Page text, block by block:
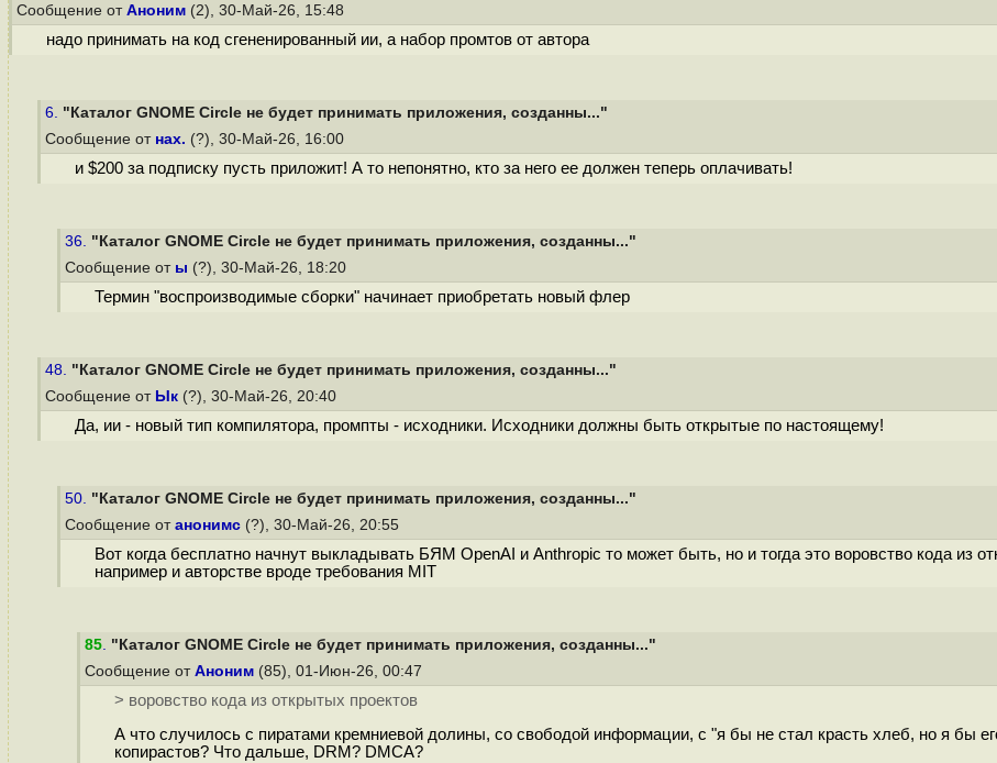
Сообщение от Аноним (2), 30-Май-26, 15:48
надо принимать на код сгененированный ии, а набор промтов от автора
6. "Каталог GNOME Circle не будет принимать приложения, созданны..."
Сообщение от нах. (?), 30-Май-26, 16:00
и $200 за подписку пусть приложит! А то непонятно, кто за него ее должен теперь оплачивать!
36. "Каталог GNOME Circle не будет принимать приложения, созданны..."
Сообщение от ы (?), 30-Май-26, 18:20
Термин "воспроизводимые сборки" начинает приобретать новый флер
48. "Каталог GNOME Circle не будет принимать приложения, созданны..."
Сообщение от Ык (?), 30-Май-26, 20:40
Да, ии - новый тип компилятора, промпты - исходники. Исходники должны быть открытые по настоящему!
50. "Каталог GNOME Circle не будет принимать приложения, созданны..."
Сообщение от анонимс (?), 30-Май-26, 20:55
Вот когда бесплатно начнут выкладывать БЯМ OpenAI и Anthropic то может быть, но и тогда это воровство кода из
например и авторстве вроде требования MIT
85. "Каталог GNOME Circle не будет принимать приложения, созданны..."
Сообщение от Аноним (85), 01-Июн-26, 00:47
> воровство кода из открытых проектов
А что случилось с пиратами кремниевой долины, со свободой информации, с "я бы не стал красть хлеб, но я бы
копирастов? Что дальше, DRM? DMCA?